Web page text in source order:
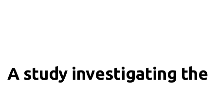
A study investigating the